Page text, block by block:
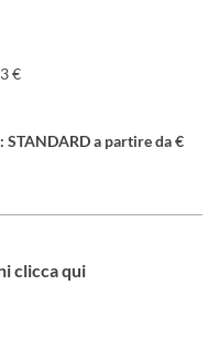
€
STANDARD a partire da €
clicca qui